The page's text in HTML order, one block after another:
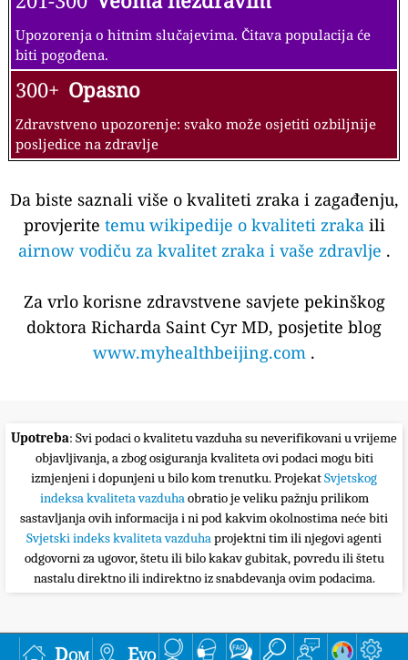
Upozorenja o hitnim slučajevima. Čitava populacija će
biti pogođena.
300+ Opasno
Zdravstveno upozorenje: svako može osjetiti ozbiljnije
posljedice na zdravlje
Da biste saznali više o kvaliteti zraka i zagađenju,
provjerite temu wikipedije o kvaliteti zrakaili
airnow vodiču za kvalitet zraka i vaše zdravlje .
Za vrlo korisne zdravstvene savjete pekinškog
doktora Richarda Saint Cyr MD, posjetite blog
www.myhealthbeijing.com .
Upotreba: Svi podaci o kvalitetu vazduha su neverifikovani u vrijeme
objavljivanja, a zbog osiguranja kvaliteta ovi podaci mogu biti
izmjenjeni i dopunjeni u bilo kom trenutku. ProjekatSvjetskog
indeksa kvaliteta vazduhaobratio je veliku pažnju prilikom
sastavljanja ovih informacija i ni pod kakvim okolnostima neće biti
Svjetski indeks kvaliteta vazduhaprojektni tim ili njegovi agenti
odgovorni za ugovor, štetu ili bilo kakav gubitak, povredu ili štetu
nastalu direktno ili indirektno iz snabdevanja ovim podacima.
Dom Evo